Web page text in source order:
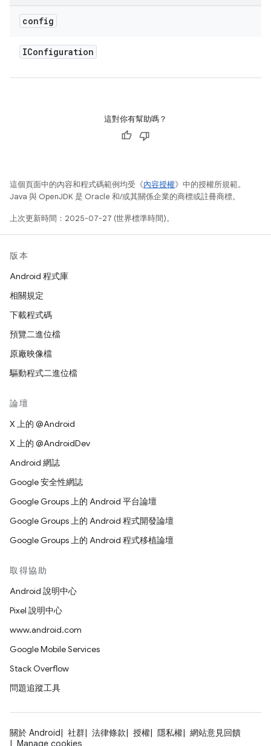
config
IConfiguration
這對你有幫助嗎？
這個頁面中的內容和程式碼範例均受《內容授權》中的授權所規範。
Java 與 OpenJDK 是 Oracle 和/或其關係企業的商標或註冊商標。
上次更新時間：2025-07-27 (世界標準時間)。
版本
Android 程式庫
相關規定
下載程式碼
預覽二進位檔
原廠映像檔
驅動程式二進位檔
論壇
X 上的 @Android
X 上的 @AndroidDev
Android 網誌
Google 安全性網誌
Google Groups 上的 Android 平台論壇
Google Groups 上的 Android 程式開發論壇
Google Groups 上的 Android 程式移植論壇
取得協助
Android 說明中心
Pixel 說明中心
www.android.com
Google Mobile Services
Stack Overflow
問題追蹤工具
關於 Android 社群 法律條款 授權 隱私權
網站意見回饋
Manage cookies